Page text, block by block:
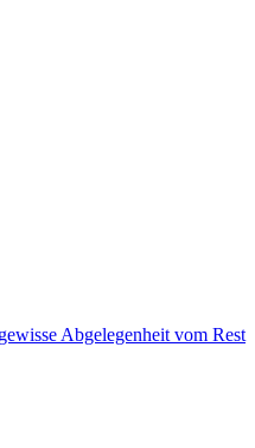
Abgelegenheit vom Rest